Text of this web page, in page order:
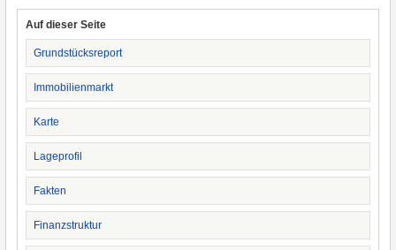
Auf dieser Seite
Grundstücksreport
Immobilienmarkt
Karte
Lageprofil
Fakten
Finanzstruktur